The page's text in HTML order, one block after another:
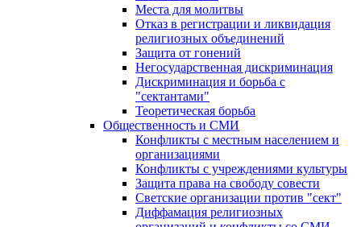
Места для молитвы
Отказ в регистрации и ликвидация
религиозных объединений
Защита от гонений
Негосударственная дискриминация
Дискриминация и борьба с
"сектантами"
Теоретическая борьба
Общественность и СМИ
Конфликты с местным населением и
организациями
Конфликты с учреждениями культуры
Защита права на свободу совести
Светские организации против "сект"
Диффамация религиозных